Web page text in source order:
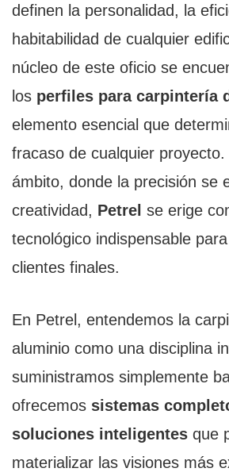
definen la personalidad, la
habitabilidad de cualquier
núcleo de este oficio se
los perfiles para carpintería
elemento esencial que
fracaso de cualquier
ámbito, donde la precisión se
creatividad, Petrel se erige
tecnológico indispensable
clientes finales.
En Petrel, entendemos la
aluminio como una disciplina
suministramos simplemente
ofrecemos sistemas
soluciones inteligentes que
materializar las visiones más